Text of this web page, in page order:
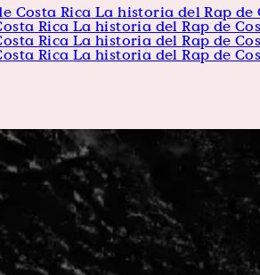
Costa Rica La historia del Rap de
Rica La historia del Rap de
Rica La historia del Rap de
Rica La historia del Rap de